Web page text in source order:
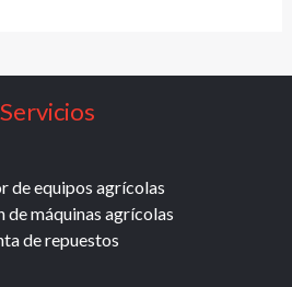
Servicios
de equipos agrícolas
de máquinas agrícolas
de repuestos